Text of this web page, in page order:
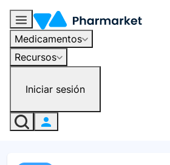
Medicamentos
Recursos
Iniciar sesión